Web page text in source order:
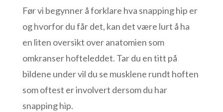
Før vi begynner å forklare hva snapping hip er
og hvorfor du får det, kan det være lurt å ha
en liten oversikt over anatomien som
omkranser hofteleddet. Tar du en titt på
bildene under vil du se musklene rundt hoften
som oftest er involvert dersom du har
snapping hip.